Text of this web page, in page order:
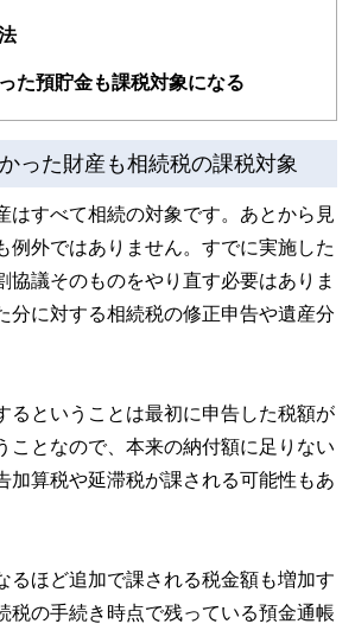
すく発信している点です。
編集経験豊富なメンバーと金融や経済に精通した
修者による執筆体制を築くことで、内容のわかり
ちろんのこと、読み応えのあるコンテンツと確か
を実現しています。
た預貯金も課税対象になる
った財産も相続税の課税対象
はすべて相続の対象です。あとから見
例外ではありません。すでに実施した
協議そのものをやり直す必要はありま
分に対する相続税の修正申告や遺産分
るということは最初に申告した税額が
ことなので、本来の納付額に足りない
加算税や延滞税が課される可能性もあ
るほど追加で課される税金額も増加す
税の手続き時点で残っている預金通帳